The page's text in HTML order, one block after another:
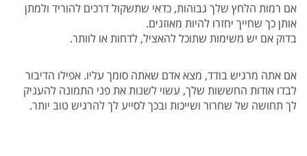
אם רמות הלחץ שלך גבוהות, כדאי שתשקול דרכים להוריד ולמתן
אותן כך שחייך יחזרו להיות מאוזנים.
בדוק אם יש משימות שתוכל להאציל, לדחות או לוותר.
אם אתה מרגיש בודד, מצא אדם שאתה סומך עליו. אפילו הדיבור
לבדו אודות החששות שלך, עשוי לשנות את פני התמונה להעניק
לך תחושה של שחרור ושייכות ובכךלסייע לך להרגיש טוב יותר.